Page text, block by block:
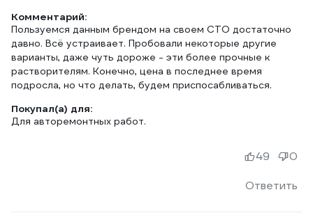
Комментарий:
Пользуемся данным брендом на своем СТО достаточно
давно. Всё устраивает. Пробовали некоторые другие
варианты, даже чуть дороже - эти более прочные к
растворителям. Конечно, цена в последнее время
подросла, но что делать, будем приспосабливаться.
Покупал(а) для:
Для авторемонтных работ.
Ответить
49 0